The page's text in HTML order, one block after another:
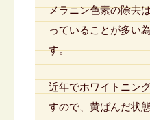
メラニン色素の除去
っていることが多い
す。
近年でホワイトニン
すので、黄ばんだ状